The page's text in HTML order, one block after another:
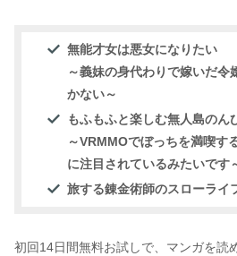
無能才女は悪女になりたい
～義妹の身代わりで嫁いだ令
かない～
もふもふと楽しむ無人島のん
～VRMMOでぼっちを満喫す
に注目されているみたいです
旅する錬金術師のスローライ
初回14日間無料お試しで、マンガを読